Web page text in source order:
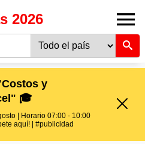
2026
y
🎓
| Horario 07:00 - 10:00
aquí! | #publicidad